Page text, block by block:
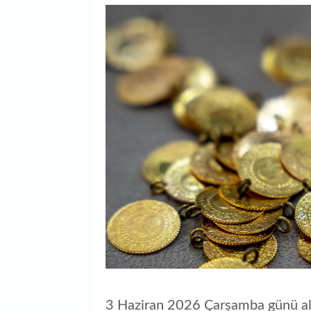
3 Haziran 2026 Çarşamba günü